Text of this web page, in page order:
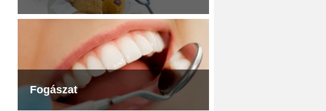
Fogászat